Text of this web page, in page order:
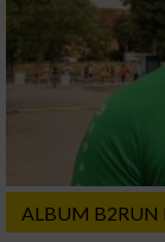
ALBUM B2RUN